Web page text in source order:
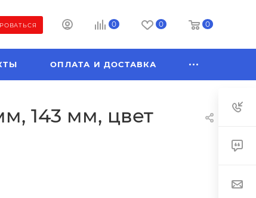
0 0 0
ОПЛАТА И ДОСТАВКА
143 мм, цвет